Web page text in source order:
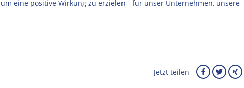
eine positive Wirkung zu erzielen - für unser Unternehmen, unsere
Jetzt teilen